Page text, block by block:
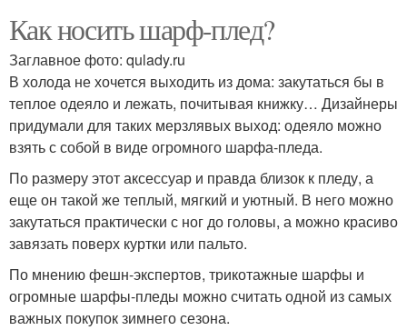
Как носить шарф-плед?
Заглавное фото: qulady.ru
В холода не хочется выходить из дома: закутаться бы в
теплое одеяло и лежать, почитывая книжку… Дизайнеры
придумали для таких мерзлявых выход: одеяло можно
взять с собой в виде огромного шарфа-пледа.
По размеру этот аксессуар и правда близок к пледу, а
еще он такой же теплый, мягкий и уютный. В него можно
закутаться практически с ног до головы, а можно красиво
завязать поверх куртки или пальто.
По мнению фешн-экспертов, трикотажные шарфы и
огромные шарфы-пледы можно считать одной из самых
важных покупок зимнего сезона.